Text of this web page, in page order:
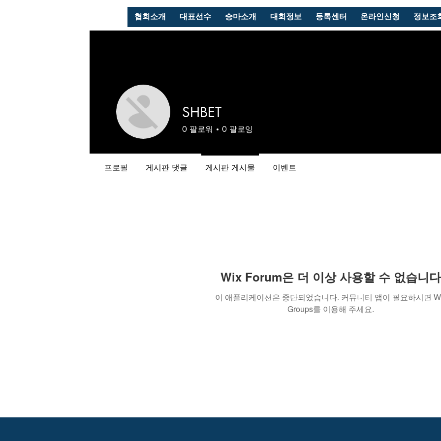
협회소개 대표선수 승마소개 대회정보 등록센터 온라인신청 정보조
Wix Forum은 더 이상 사용할 수 없습니다
이 애플리케이션은 중단되었습니다. 커뮤니티 앱이 필요하시면
Groups를 이용해 주세요.
SHBET
0 팔로워 0 팔로잉
프로필 게시판 댓글 게시판 게시물 이벤트